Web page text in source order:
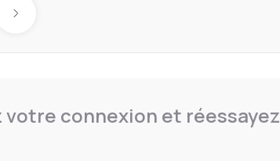
Next day
connexion et réessayez